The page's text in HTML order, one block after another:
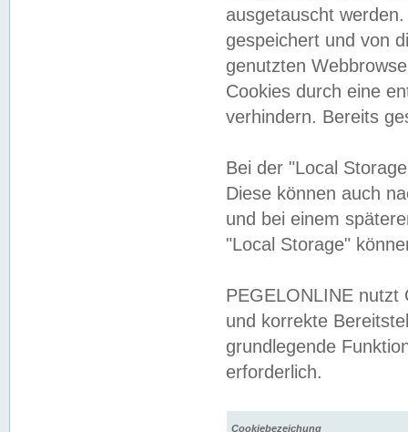
ausgetauscht
gespeichert und von
genutzten
Cookies durch eine
verhindern. Bereits
Bei der "Local
Diese können auch
und bei einem
"Local Storage"
PEGELONLINE nutzt
und korrekte
grundlegende
erforderlich.
Cookiebezeichung